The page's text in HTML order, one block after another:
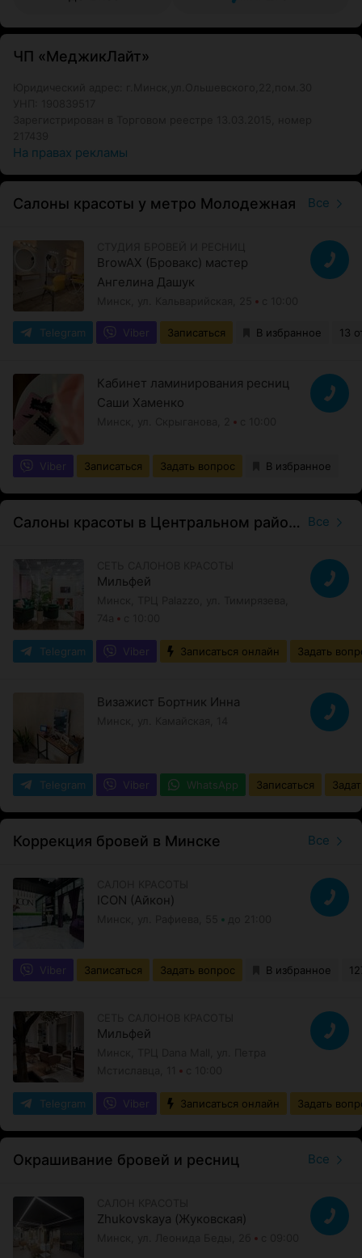
ЧП «МеджикЛайт»
На правах рекламы
Салоны красоты у метро Молодежная Все
BrowAX (Бровакс) мастер
Ангелина Дашук
Telegram Viber Записаться В избранное 13
Кабинет ламинирования ресниц
Саши Хаменко
Viber Записаться Задать вопрос В избранное
Салоны красоты в Центральном районе Все
Мильфей
Telegram Viber Записаться онлайн Задать
Визажист Бортник Инна
Telegram Viber WhatsApp Записаться
Коррекция бровей в Минске Все
ICON (Айкон)
Viber Записаться Задать вопрос В избранное
Мильфей
Telegram Viber Записаться онлайн Задать
Окрашивание бровей и ресниц Все
Zhukovskaya (Жуковская)